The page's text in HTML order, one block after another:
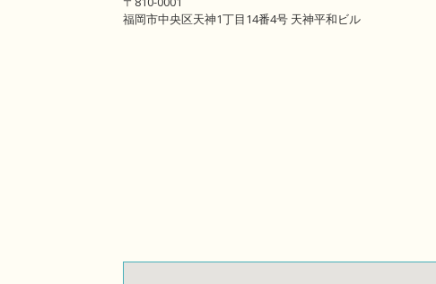
福岡市中央区天神1丁目14番4号 天神平和ビル